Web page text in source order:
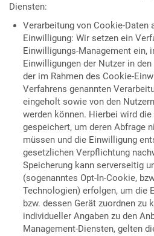
Diensten:
Verarbeitung von Cookie-Daten
Einwilligung: Wir setzen ein
Einwilligungs-Management ein,
Einwilligungen der Nutzer in
der im Rahmen des Cookie-
Verfahrens genannten
eingeholt sowie von den
werden können. Hierbei wird
gespeichert, um deren Abfrage
müssen und die Einwilligung
gesetzlichen Verpflichtung
Speicherung kann serverseitig
(sogenanntes Opt-In-Cookie,
Technologien) erfolgen, um die
bzw. dessen Gerät zuordnen zu
individueller Angaben zu den
Management-Diensten, gelten